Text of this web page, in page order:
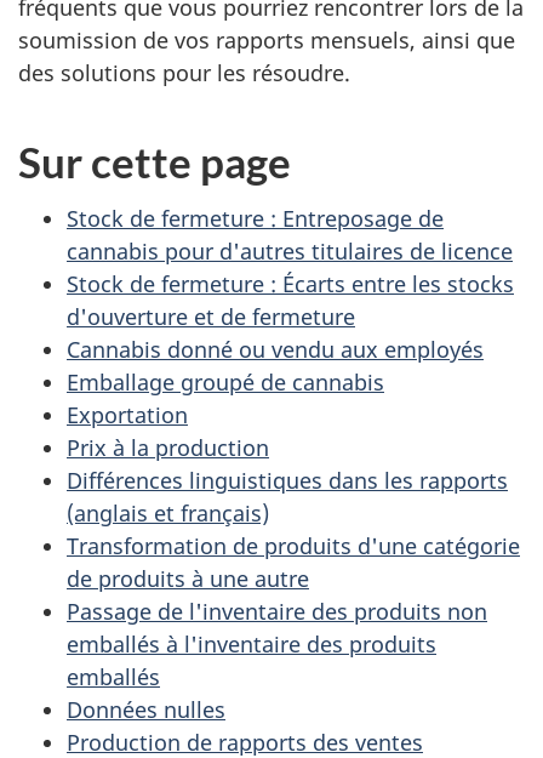
fréquents que vous pourriez rencontrer lors de la
soumission de vos rapports mensuels, ainsi que
des solutions pour les résoudre.
Sur cette page
Stock de fermeture : Entreposage de
cannabis pour d'autres titulaires de licence
Stock de fermeture : Écarts entre les stocks
d'ouverture et de fermeture
Cannabis donné ou vendu aux employés
Emballage groupé de cannabis
Exportation
Prix à la production
Différences linguistiques dans les rapports
(anglais et français)
Transformation de produits d'une catégorie
de produits à une autre
Passage de l'inventaire des produits non
emballés à l'inventaire des produits
emballés
Données nulles
Production de rapports des ventes